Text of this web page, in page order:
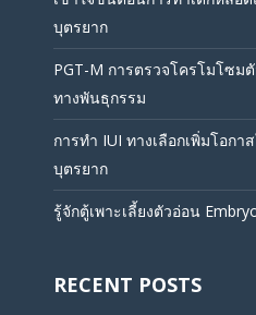
บุตรยาก
PGT-M การตรวจโครโมโซม
ทางพันธุกรรม
การทำ IUI ทางเลือกเพิ่มโอก
บุตรยาก
รู้จักตู้เพาะเลี้ยงตัวอ่อน
RECENT POSTS